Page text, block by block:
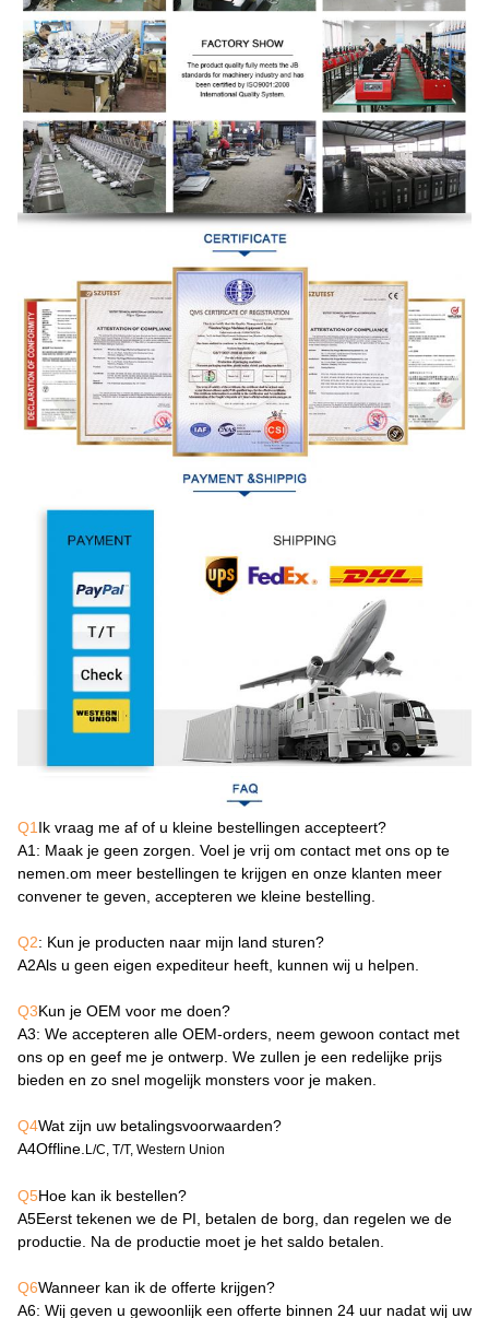
Q1 Ik vraag me af of u kleine bestellingen accepteert?
A1 : Maak je geen zorgen. Voel je vrij om contact met ons op te
nemen.om meer bestellingen te krijgen en onze klanten meer
convener te geven, accepteren we kleine bestelling.
Q2: Kun je producten naar mijn land sturen?
A2Als u geen eigen expediteur heeft, kunnen wij u helpen.
Q3Kun je OEM voor me doen?
A3: We accepteren alle OEM-orders, neem gewoon contact met
ons op en geef me je ontwerp. We zullen je een redelijke prijs
bieden en zo snel mogelijk monsters voor je maken.
Q4Wat zijn uw betalingsvoorwaarden?
A4Offline. L/C, T/T, Western Union
Q5Hoe kan ik bestellen?
A5Eerst tekenen we de PI, betalen de borg, dan regelen we de
productie. Na de productie moet je het saldo betalen.
Q6Wanneer kan ik de offerte krijgen?
A6: Wij geven u gewoonlijk een offerte binnen 24 uur nadat wij uw